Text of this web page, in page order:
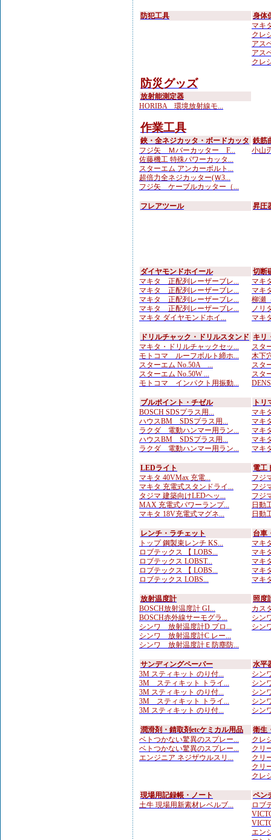
防犯工具
身体
マキ
クレ
アス
アス
クレ
防災グッズ
放射能測定器
HORIBA 環境放射線モ...
作業工具
鋏・全ネジカッタ・ボードカッタ
フジ矢 Ｍバーカッター F...
佐藤機工 特殊パワーカッタ...
スターエム アンカーボルト...
超倍力全ネジカッター(Ｗ3...
フジ矢 ケーブルカッター（...
鉄筋
小山
フレアツール 昇圧
ダイヤモンドホイール
マキタ 正配列レーザーブレ...
マキタ 正配列レーザーブレ...
マキタ 正配列レーザーブレ...
マキタ 正配列レーザーブレ...
マキタ ダイヤモンドホイ...
切断
マキ
マキ
柳瀬
ノリ
マキ
ドリルチャック・ドリルスタンド
マキタ・ドリルチャックセッ...
モトコマ ルーフボルト締ホ...
スターエム No.50A ...
スターエム No.50W ...
モトコマ インパクト用振動...
キリ
スタ
木下
スタ
スタ
ブルポイント・チゼル
BOSCH SDSプラス用...
ハウスBM SDSプラス用...
ラクダ 電動ハンマー用ラン...
ハウスBM SDSプラス用...
ラクダ 電動ハンマー用ラン...
ト
マキ
マキ
マキ
マキ
マキ
LEDライト
マキタ 40VMax 充電...
マキタ 充電式スタンドライ...
タジマ 建築向けLEDヘッ...
MAX 充電式パワーランプ...
マキタ 18V充電式マグネ...
電工
フジ
フジ
フジ
日動
日動
レンチ・ラチェット
トップ 鋼製束レンチ KS...
ロブテックス 【 LOBS...
ロブテックス LOBST...
ロブテックス 【 LOBS...
ロブテックス LOBS...
台車
マキ
マキ
マキ
マキ
マキ
放射温度計
BOSCH放射温度計 GI...
BOSCH赤外線サーモグラ...
シンワ 放射温度計D プロ...
シンワ 放射温度計C レー...
シンワ 放射温度計Ｅ防塵防...
照度
カス
シン
シン
サンディングペーパー
3M スティキット のり付...
3M スティキット トライ...
3M スティキット のり付...
3M スティキット トライ...
3M スティキット のり付...
水平
シン
シン
シン
シン
シン
潤滑剤・錆取剤etcケミカル用品
ベトつかない驚異のスプレー...
ベトつかない驚異のスプレー...
エンジニア ネジザウルスリ...
衛生
クレ
クリ
クリ
クリ
クレ
現場用記録帳・ノート
土牛 現場用新素材レベルブ...
ペン
ロブ
エン